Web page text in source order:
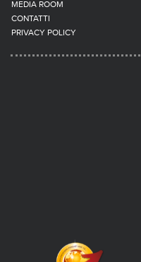
MEDIA ROOM
CONTATTI
PRIVACY POLICY